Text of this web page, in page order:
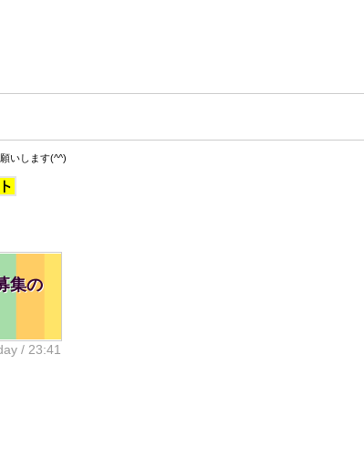
いします(^^)
集の
/ 23:41